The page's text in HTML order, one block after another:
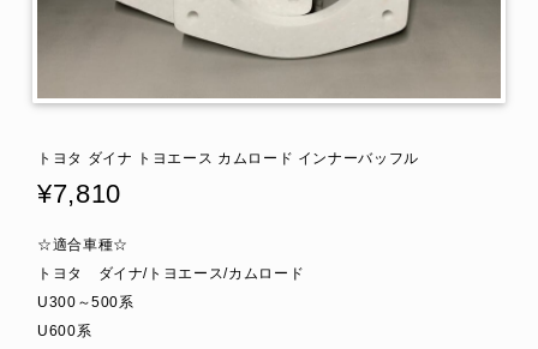
トヨタ ダイナ トヨエース カムロード インナーバッフル
¥7,810
☆適合車種☆
トヨタ ダイナ/トヨエース/カムロード
U300～500系
U600系